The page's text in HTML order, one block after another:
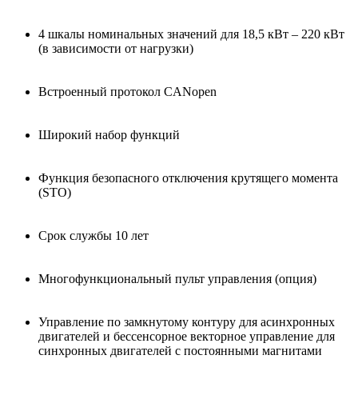
4 шкалы номинальных значений для 18,5 кВт – 220 кВт
(в зависимости от нагрузки)
Встроенный протокол CANopen
Широкий набор функций
Функция безопасного отключения крутящего момента
(STO)
Срок службы 10 лет
Многофункциональный пульт управления (опция)
Управление по замкнутому контуру для асинхронных
двигателей и бессенсорное векторное управление для
синхронных двигателей с постоянными магнитами